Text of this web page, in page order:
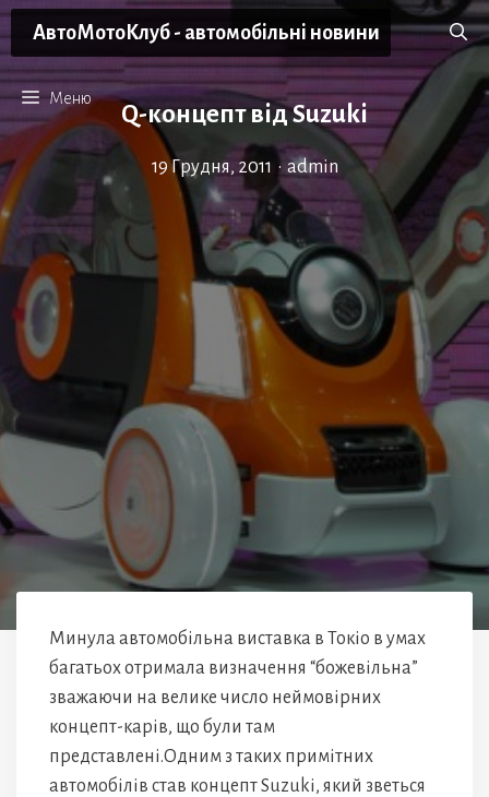
Перейти
до
вмісту
АвтоМотоКлуб - автомобільні новини
Меню
Q-концепт від Suzuki
19 Грудня, 2011 • admin
Минула автомобільна виставка в Токіо в умах
багатьох отримала визначення “божевільна”
зважаючи на велике число неймовірних
концепт-карів, що були там
представлені.Одним з таких примітних
автомобілів став концепт Suzuki, який зветься